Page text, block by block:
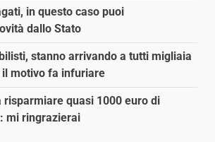
in questo caso puoi
dallo Stato
stanno arrivando a tutti migliaia
motivo fa infuriare
risparmiare quasi 1000 euro di
mi ringrazierai